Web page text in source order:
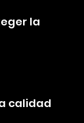
la
calidad